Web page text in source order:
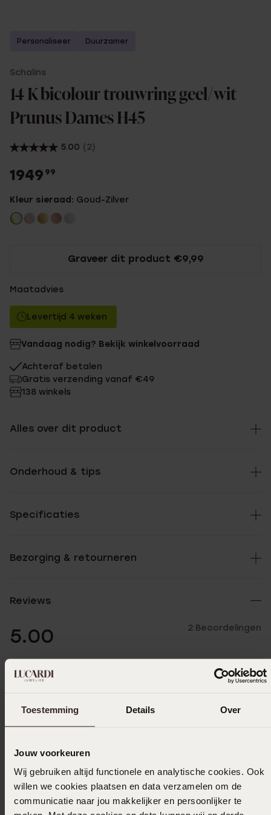
Toestemming Details Over
Jouw voorkeuren
Wij gebruiken altijd functionele en analytische cookies. Ook
willen we cookies plaatsen en data verzamelen om de
communicatie naar jou makkelijker en persoonlijker te
Personaliseer Duurzamer
Schalins
14 K bicolour trouwring geel/wit
Prunus Dames H45
5.00 (2)
1949 99
Kleur sieraad: Goud-Zilver
Graveer dit product €9,99
Maatadvies
Levertijd 4 weken
Vandaag nodig? Bekijk winkelvoorraad
Achteraf betalen
Gratis verzending vanaf €49
138 winkels
Alles over dit product
Onderhoud & tips
Specificaties
Bezorging & retourneren
Reviews
5.00 2 Beoordelingen
100.0%
0.0%
2
Verzameld onder deGebruiksvoorwaarden van
Trusted shops
Filter